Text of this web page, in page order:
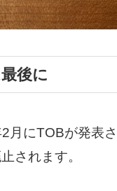
後に
月にTOBが発表
されます。